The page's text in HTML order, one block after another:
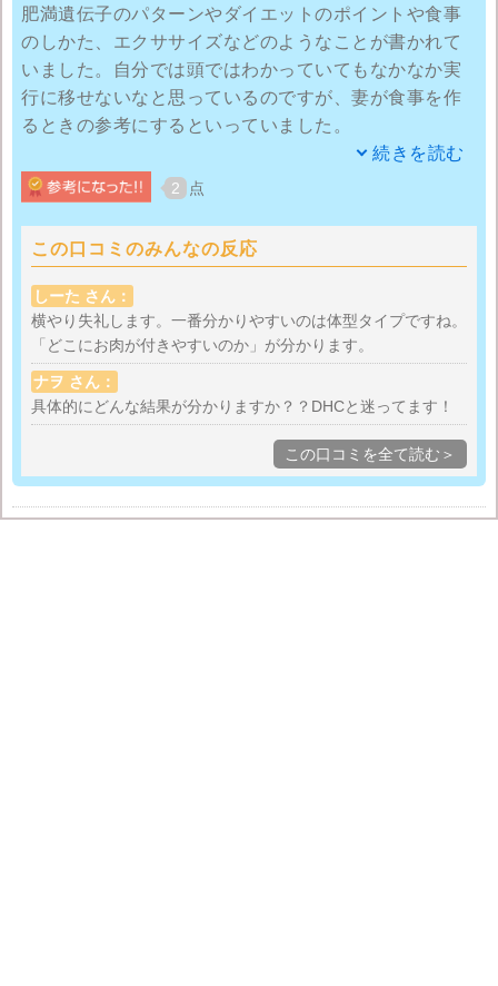
肥満遺伝子のパターンやダイエットのポイントや食事
のしかた、エクササイズなどのようなことが書かれて
いました。自分では頭ではわかっていてもなかなか実
行に移せないなと思っているのですが、妻が食事を作
るときの参考にするといっていました。
肥満体質でなかなか痩せられない人はドクターシーラ
ボの遺伝子検査を受けてみるといいんじゃないでしょ
自分の場合、結婚してから年もとったせいでメタボ体
型になってしまい、ダイエットもなかなかうまくいか
ない状態ではあったので、Dr.Ci:Programの遺伝子検査
を妻に強く勧められました。なかなか男性には手を出
しにくい商品かと思いますが、男性でもやって良かっ
たと思えます。
続きを読む
2 点
この口コミのみんなの反応
しーた さん：
横やり失礼します。一番分かりやすいのは体型タイプですね。
「どこにお肉が付きやすいのか」が分かります。
ナヲ さん：
具体的にどんな結果が分かりますか？？DHCと迷ってます！
この口コミを全て読む＞